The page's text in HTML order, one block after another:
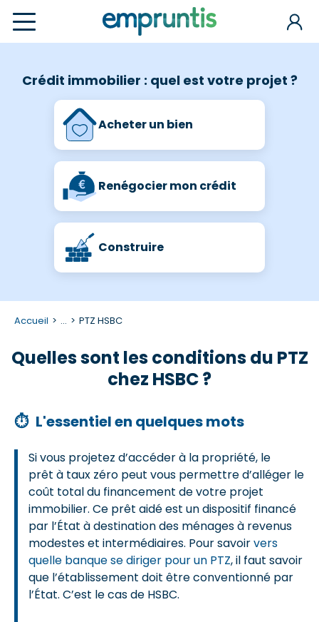
Crédit immobilier : quel est votre projet ?
Acheter un bien
Renégocier mon crédit
Construire
Accueil ... PTZ HSBC
Quelles sont les conditions du PTZ
chez HSBC ?
⏱ L'essentiel en quelques mots
Si vous projetez d’accéder à la propriété, le
prêt à taux zéro peut vous permettre d’alléger le
coût total du financement de votre projet
immobilier. Ce prêt aidé est un dispositif financé
par l’État à destination des ménages à revenus
modestes et intermédiaires. Pour savoirvers
quelle banque se diriger pour un PTZ, il faut savoir
que l’établissement doit être conventionné par
l’État. C’est le cas de HSBC.